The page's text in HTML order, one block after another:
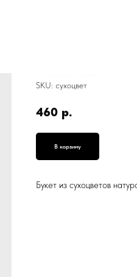
SKU: сухоцвет
460 р.
В корзину
Букет из сухоцветов